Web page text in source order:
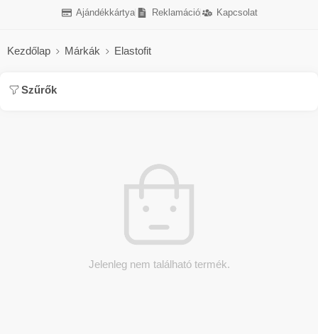
Ajándékkártya Reklamáció Kapcsolat
Kezdőlap Márkák Elastofit
Szűrők
Jelenleg nem található termék.